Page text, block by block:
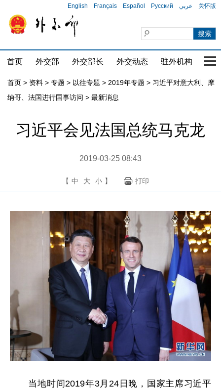
English Français Español Русский عربي 关怀版
首页 外交部 外交部长 外交动态 驻外机构 国
首页 > 资料 > 专题 > 以往专题 > 2019年专题 > 习近平对意大利、摩
纳哥、法国进行国事访问 > 最新消息
习近平会见法国总统马克龙
2019-03-25 08:43
【 中 大 小 】 打印
当地时间2019年3月24日晚，国家主席习近平